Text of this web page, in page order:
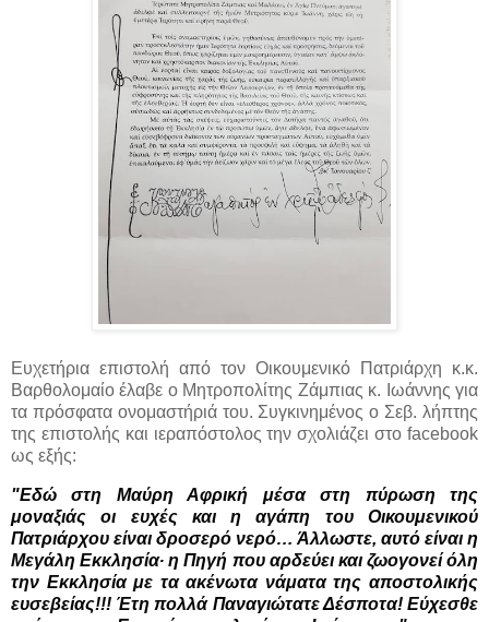
Ευχετήρια επιστολή από τον Οικουμενικό Πατριάρχη κ.κ.
Βαρθολομαίο έλαβε ο Μητροπολίτης Ζάμπιας κ. Ιωάννης για
τα πρόσφατα ονομαστήριά του. Συγκινημένος ο Σεβ. λήπτης
της επιστολής και ιεραπόστολος την σχολιάζει στο facebook
ως εξής:
"Εδώ στη Μαύρη Αφρική μέσα στη πύρωση της
μοναξιάς οι ευχές και η αγάπη του Οικουμενικού
Πατριάρχου είναι δροσερό νερό… Άλλωστε, αυτό είναι η
Μεγάλη Εκκλησία∙ η Πηγή που αρδεύει και ζωογονεί όλη
την Εκκλησία με τα ακένωτα νάματα της αποστολικής
ευσεβείας!!! Έτη πολλά Παναγιώτατε Δέσποτα! Εύχεσθε